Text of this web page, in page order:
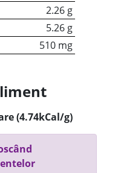
2.26 g
5.26 g
510 mg
(4.74kCal/g)